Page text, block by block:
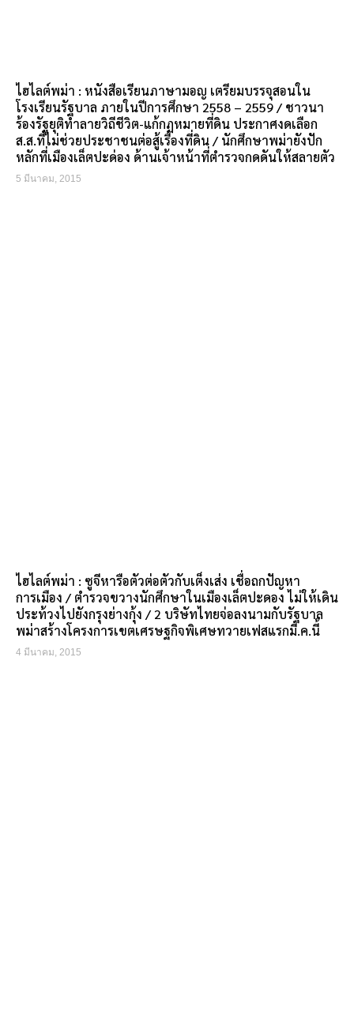
ไฮไลต์พม่า : หนังสือเรียนภาษามอญ เตรียมบรรจุสอนใน
โรงเรียนรัฐบาล ภายในปีการศึกษา 2558 – 2559 / ชาวนา
ร้องรัฐยุติทำลายวิถีชีวิต-แก้กฏหมายที่ดิน ประกาศงดเลือก
ส.ส.ที่ไม่ช่วยประชาชนต่อสู้เรื่องที่ดิน / นักศึกษาพม่ายังปัก
หลักที่เมืองเล็ตปะด่อง ด้านเจ้าหน้าที่ตำรวจกดดันให้สลายตัว
5 มีนาคม, 2015
ไฮไลต์พม่า : ซูจีหารือตัวต่อตัวกับเต็งเส่ง เชื่อถกปัญหา
การเมือง / ตำรวจขวางนักศึกษาในเมืองเล็ตปะดอง ไม่ให้เดิน
ประท้วงไปยังกรุงย่างกุ้ง / 2 บริษัทไทยจ่อลงนามกับรัฐบาล
พม่าสร้างโครงการเขตเศรษฐกิจพิเศษทวายเฟสแรกมี.ค.นี้
4 มีนาคม, 2015